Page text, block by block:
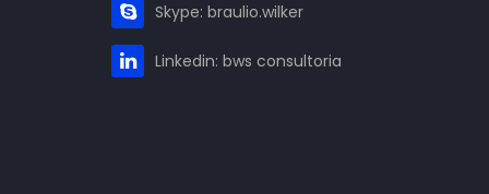
Skype: braulio.wilker
Linkedin: bws consultoria